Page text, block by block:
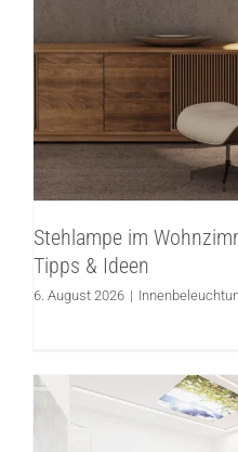
Stehlampe im
platzieren –
Stehlampe im
Tipps & Ideen
6. August 2026 |